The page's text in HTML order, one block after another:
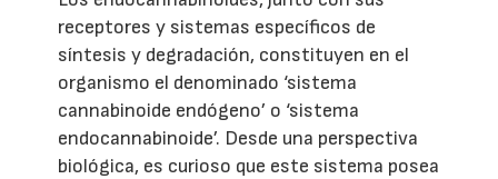
receptores y sistemas específicos de
síntesis y degradación, constituyen en el
organismo el denominado ‘sistema
cannabinoide endógeno’ o ‘sistema
endocannabinoide’. Desde una perspectiva
biológica, es curioso que este sistema posea